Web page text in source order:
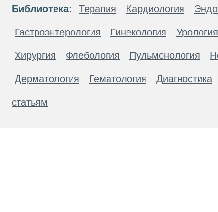
Библиотека: Терапия Кардиология
Гастроэнтерология Гинекология Урология
Хирургия Флебология Пульмонология
Дерматология Гематология Диагностика
статьям